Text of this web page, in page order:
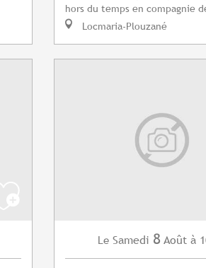
hors du temps en compagnie
Locmaria-Plouzané
Le Samedi 8 Août à